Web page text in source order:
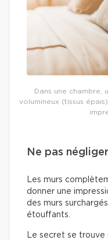
Dans une chambre,
volumineux (tissus
Ne pas
Les murs
donner une
des murs
étouffants.
Le secret se trouve